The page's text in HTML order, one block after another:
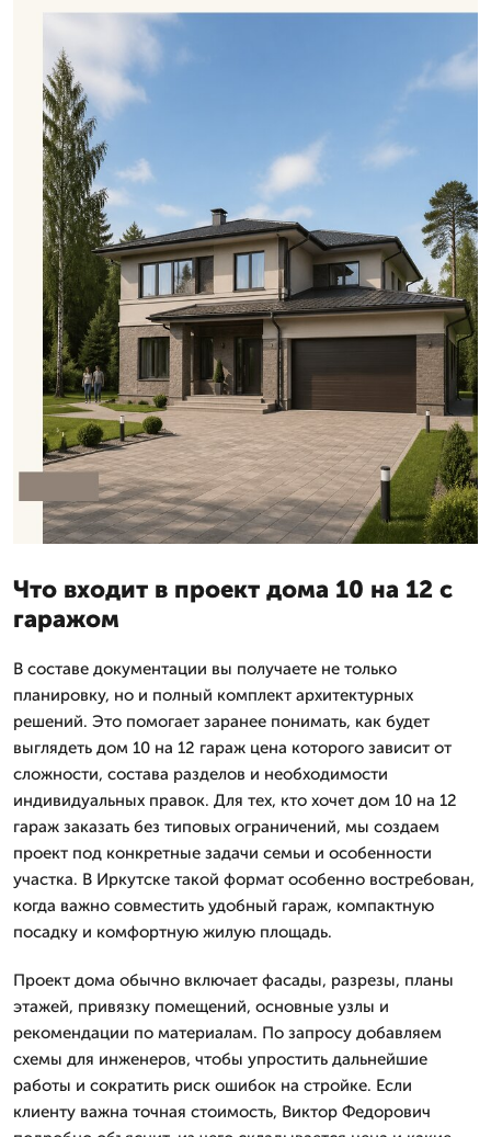
Что входит в проект дома 10 на 12 с
гаражом
В составе документации вы получаете не только
планировку, но и полный комплект архитектурных
решений. Это помогает заранее понимать, как будет
выглядеть дом 10 на 12 гараж цена которого зависит от
сложности, состава разделов и необходимости
индивидуальных правок. Для тех, кто хочет дом 10 на 12
гараж заказать без типовых ограничений, мы создаем
проект под конкретные задачи семьи и особенности
участка. В Иркутске такой формат особенно востребован,
когда важно совместить удобный гараж, компактную
посадку и комфортную жилую площадь.
Проект дома обычно включает фасады, разрезы, планы
этажей, привязку помещений, основные узлы и
рекомендации по материалам. По запросу добавляем
схемы для инженеров, чтобы упростить дальнейшие
работы и сократить риск ошибок на стройке. Если
клиенту важна точная стоимость, Виктор Федорович